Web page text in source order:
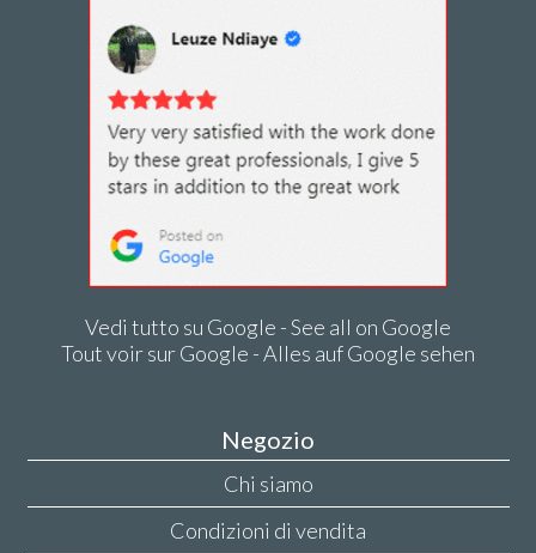
Vedi tutto su Google - See all on Google
Tout voir sur Google - Alles auf Google sehen
Negozio
Chi siamo
Condizioni di vendita